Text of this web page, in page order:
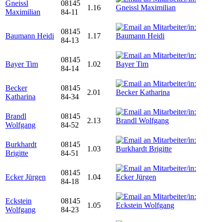
Gneissl
Maximilian
08145
84-11
1.16
Baumann Heidi
08145
84-13
1.17
Bayer Tim
08145
84-14
1.02
Becker
Katharina
08145
84-34
2.01
Brandl
Wolfgang
08145
84-52
2.13
Burkhardt
Brigitte
08145
84-51
1.03
Ecker Jürgen
08145
84-18
1.04
Eckstein
Wolfgang
08145
84-23
1.05